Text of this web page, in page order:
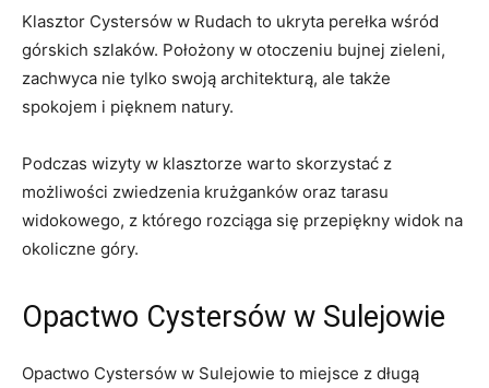
Klasztor Cystersów w Rudach to ukryta ⁣perełka wśród
górskich szlaków. Położony w otoczeniu bujnej⁢ zieleni,
zachwyca nie tylko swoją architekturą, ale także
spokojem i pięknem natury.
Podczas wizyty w klasztorze warto skorzystać z
możliwości zwiedzenia krużganków oraz tarasu
widokowego, z którego rozciąga się przepiękny widok na
okoliczne góry.
Opactwo Cystersów w⁤ Sulejowie
Opactwo Cystersów w Sulejowie⁤ to miejsce z długą